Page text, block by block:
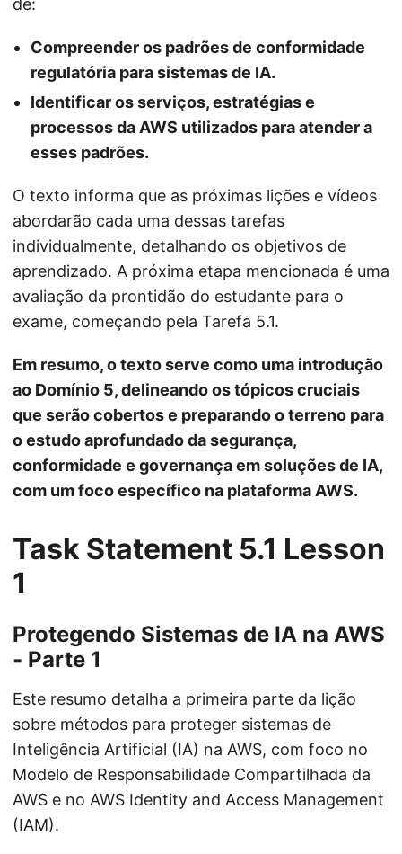
de:
Compreender os padrões de conformidade
regulatória para sistemas de IA.
Identificar os serviços, estratégias e
processos da AWS utilizados para atender a
esses padrões.
O texto informa que as próximas lições e vídeos
abordarão cada uma dessas tarefas
individualmente, detalhando os objetivos de
aprendizado. A próxima etapa mencionada é uma
avaliação da prontidão do estudante para o
exame, começando pela Tarefa 5.1.
Em resumo, o texto serve como uma introdução
ao Domínio 5, delineando os tópicos cruciais
que serão cobertos e preparando o terreno para
o estudo aprofundado da segurança,
conformidade e governança em soluções de IA,
com um foco específico na plataforma AWS.
Task Statement 5.1 Lesson
1
Protegendo Sistemas de IA na AWS
- Parte 1
Este resumo detalha a primeira parte da lição
sobre métodos para proteger sistemas de
Inteligência Artificial (IA) na AWS, com foco no
Modelo de Responsabilidade Compartilhada da
AWS e no AWS Identity and Access Management
(IAM).